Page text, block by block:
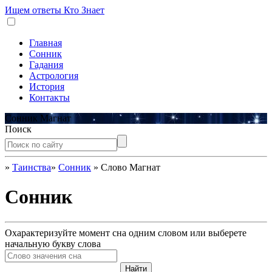
Ищем ответы Кто Знает
Главная
Сонник
Гадания
Астрология
История
Контакты
Сонник Магнат
Поиск
» Таинства» Сонник » Слово Магнат
Сонник
Охарактеризуйте момент сна одним словом или выберете
начальную букву слова